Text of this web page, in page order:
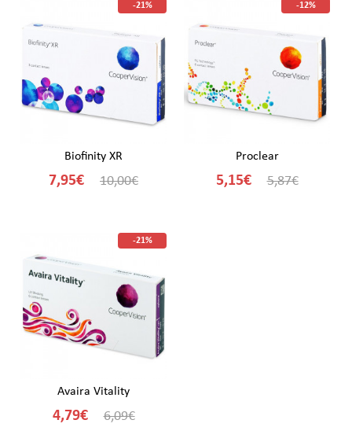
-21%
Biofinity XR
7,95€ 10,00€
-12%
Proclear
5,15€ 5,87€
-21%
Avaira Vitality
4,79€ 6,09€